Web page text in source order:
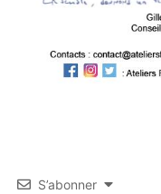
S’abonner